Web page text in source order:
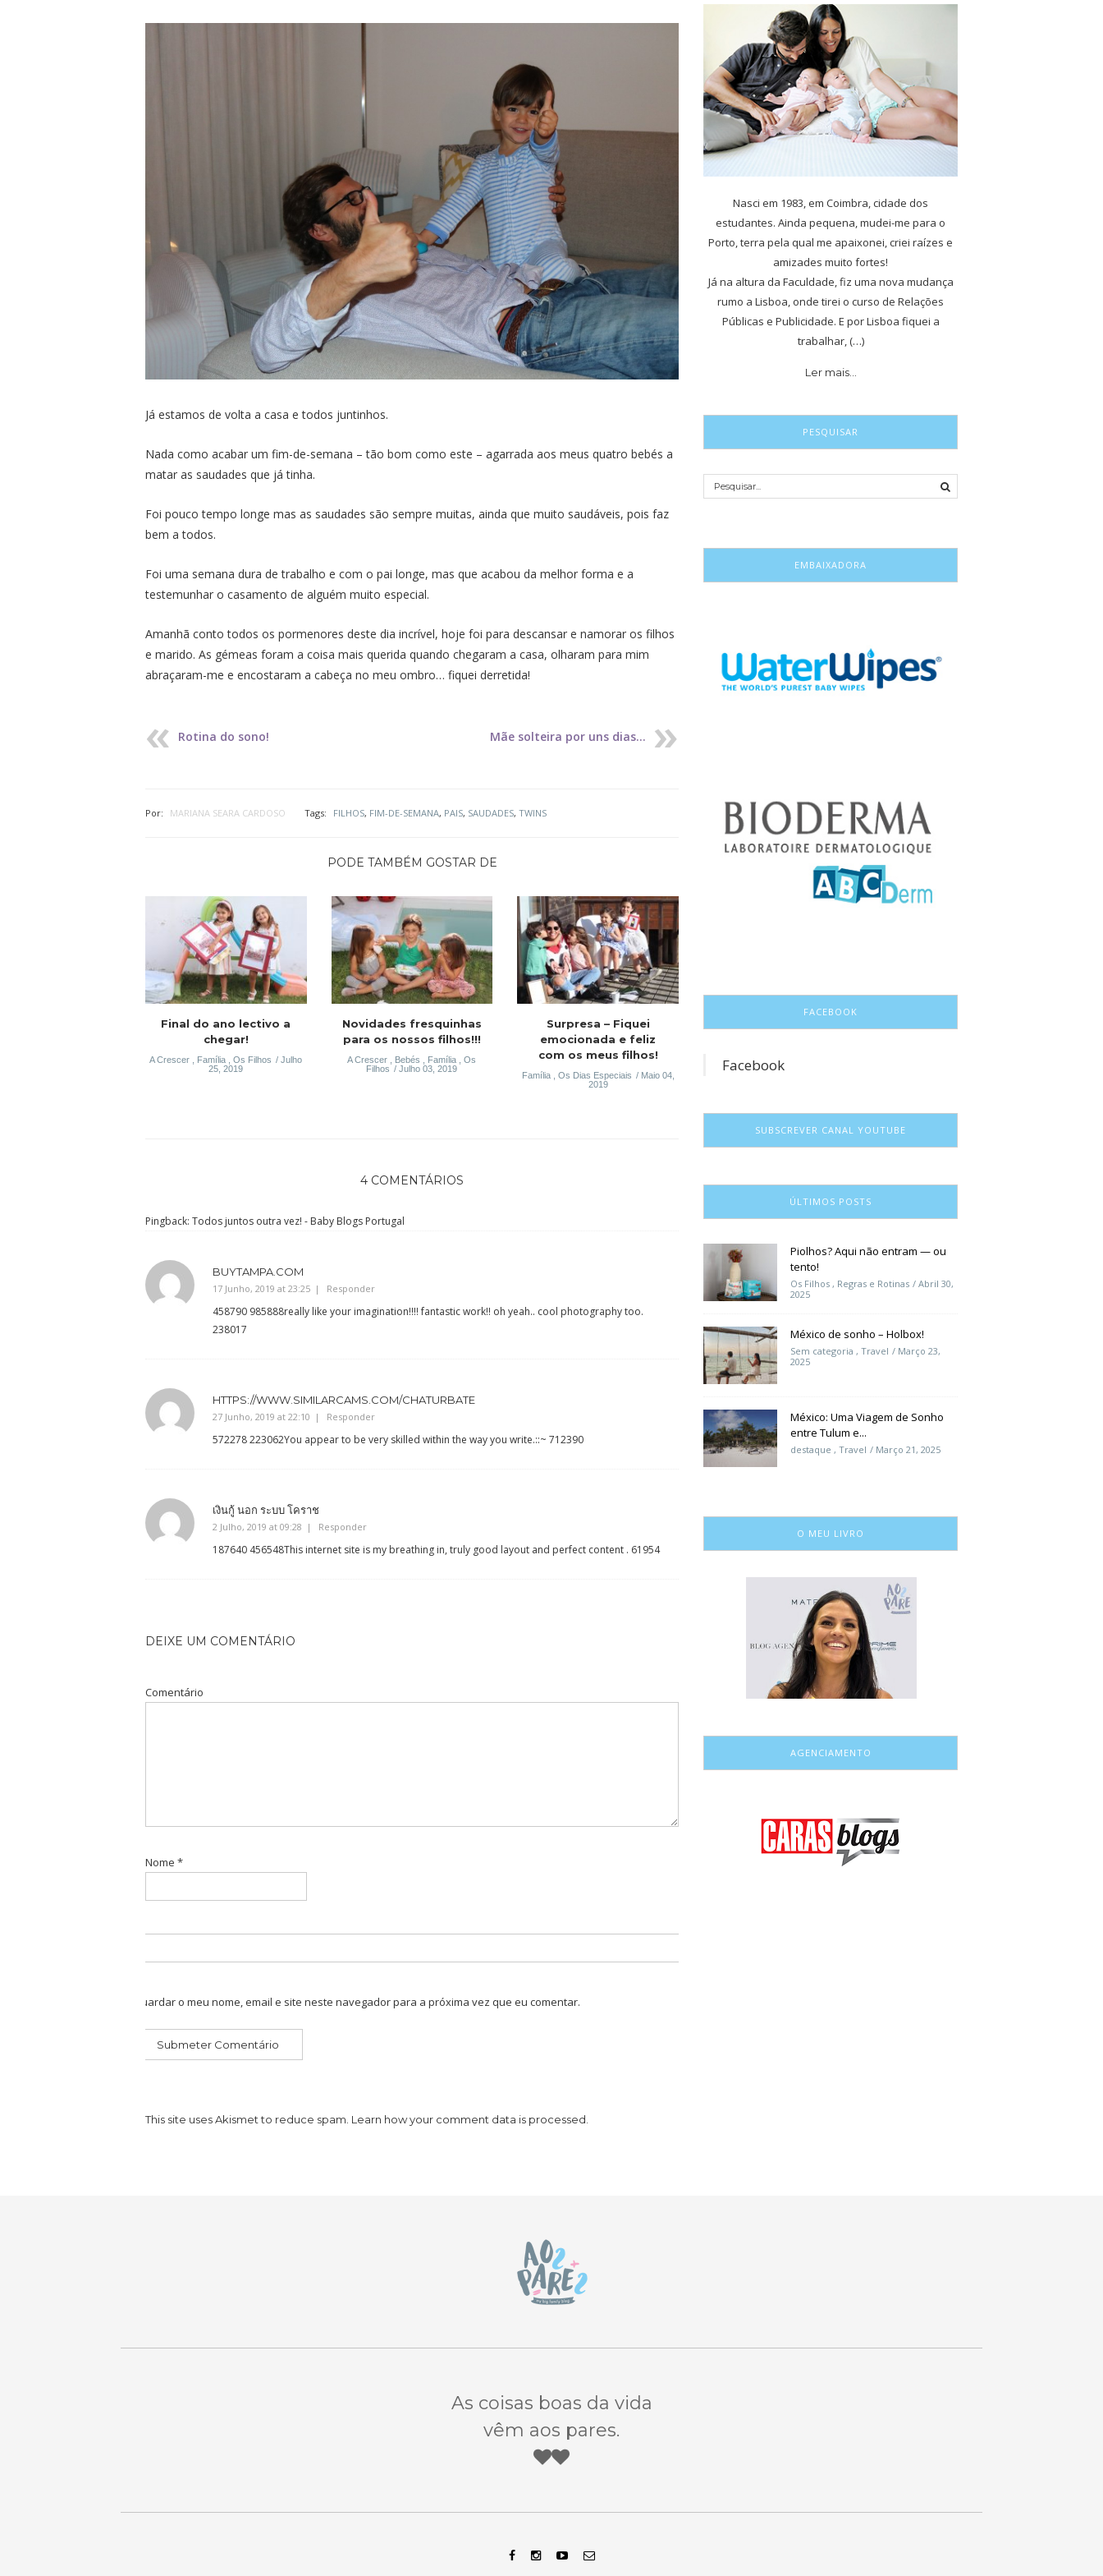
Já estamos de volta a casa e todos juntinhos.
Nada como acabar um fim-de-semana – tão bom como este – agarrada aos meus quatro bebés a
matar as saudades que já tinha.
Foi pouco tempo longe mas as saudades são sempre muitas, ainda que muito saudáveis, pois faz
bem a todos.
Foi uma semana dura de trabalho e com o pai longe, mas que acabou da melhor forma e a
testemunhar o casamento de alguém muito especial.
Amanhã conto todos os pormenores deste dia incrível, hoje foi para descansar e namorar os filhos
e marido. As gémeas foram a coisa mais querida quando chegaram a casa, olharam para mim
abraçaram-me e encostaram a cabeça no meu ombro… fiquei derretida!
Rotina do sono! Mãe solteira por uns dias...
Por: MARIANA SEARA CARDOSO Tags: FILHOS, FIM-DE-SEMANA, PAIS, SAUDADES, TWINS
PODE TAMBÉM GOSTAR DE
Final do ano lectivo a
chegar!
A Crescer Família ,Os Filhos
Julho
25, 2019
Novidades fresquinhas
para os nossos filhos!!!
A Crescer Bebés Família ,Os
Filhos
Julho 03, 2019
Surpresa – Fiquei
emocionada e feliz
com os meus filhos!
Família, Os Dias Especiais
Maio 04,
2019
4 COMENTÁRIOS
Pingback: Todos juntos outra vez! - Baby Blogs Portugal
BUYTAMPA.COM
17 Junho, 2019 at 23:25 Responder
458790 985888really like your imagination!!!! fantastic work!! oh yeah.. cool photography too.
238017
HTTPS://WWW.SIMILARCAMS.COM/CHATURBATE
27 Junho, 2019 at 22:10 Responder
572278 223062You appear to be very skilled within the way you write.::~ 712390
เงินกู้ นอก ระบบ โคราช
2 Julho, 2019 at 09:28 Responder
187640 456548This internet site is my breathing in, truly good layout and perfect content . 61954
DEIXE UM COMENTÁRIO
Comentário
Nome *
Guardar o meu nome, email e site neste navegador para a próxima vez que eu comentar.
This site uses Akismet to reduce spam. Learn how your comment data is processed.
Nasci em 1983, em Coimbra, cidade dos
estudantes. Ainda pequena, mudei-me para o
Porto, terra pela qual me apaixonei, criei raízes e
amizades muito fortes!
Já na altura da Faculdade, fiz uma nova mudança
rumo a Lisboa, onde tirei o curso de Relações
Públicas e Publicidade. E por Lisboa fiquei a
trabalhar, (…)
Ler mais…
PESQUISAR
EMBAIXADORA
FACEBOOK
Facebook
SUBSCREVER CANAL YOUTUBE
ÚLTIMOS POSTS
Piolhos? Aqui não entram — ou
tento!
Os Filhos , Regras e Rotinas
Abril 30,
2025
México de sonho – Holbox!
Sem categoria , Travel
Março 23,
2025
México: Uma Viagem de Sonho
entre Tulum e...
destaque , Travel Março 21, 2025
O MEU LIVRO
AGENCIAMENTO
As coisas boas da vida
vêm aos pares.